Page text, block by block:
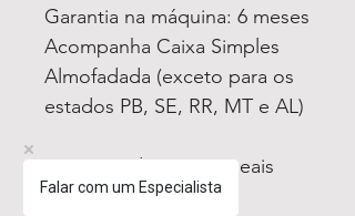
Garantia na máquina: 6 meses
Acompanha Caixa Simples
Almofadada (exceto para os
estados PB, SE, RR, MT e AL)
Fotos e vídeos 100% reais
dos modelos a venda
Falar com um Especialista